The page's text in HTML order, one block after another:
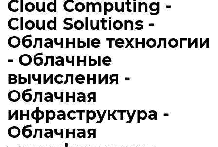
Cloud Computing -
Cloud Solutions -
Облачные технологии
- Облачные
вычисления -
Облачная
инфраструктура -
Облачная